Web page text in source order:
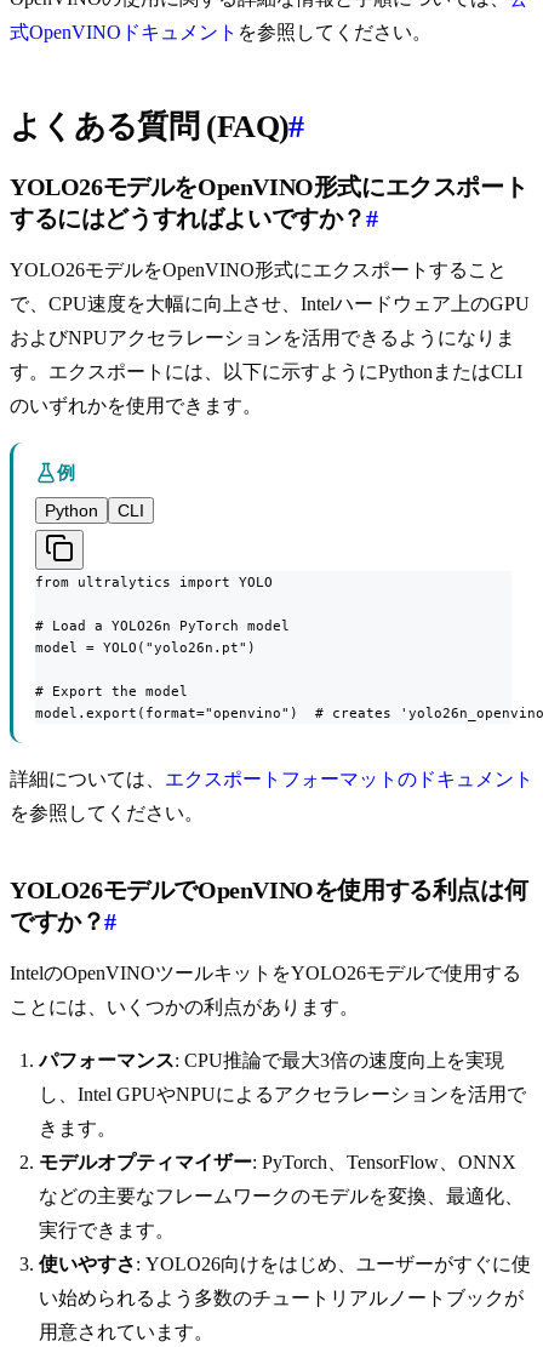
式OpenVINOドキュメント を参照してください。
よくある質問 (FAQ)#
YOLO26モデルをOpenVINO形式にエクスポート
するにはどうすればよいですか？#
YOLO26モデルをOpenVINO形式にエクスポートすること
で、CPU速度を大幅に向上させ、Intelハードウェア上のGPU
およびNPUアクセラレーションを活用できるようになりま
す。エクスポートには、以下に示すようにPythonまたはCLI
のいずれかを使用できます。
例
Python
CLI
from ultralytics import YOLO
# Load a YOLO26n PyTorch model
model = YOLO("yolo26n.pt")
# Export the model
model.export(format="openvino")  # creates
詳細については、 エクスポートフォーマットのドキュメント
を参照してください。
YOLO26モデルでOpenVINOを使用する利点は何
ですか？#
IntelのOpenVINOツールキットをYOLO26モデルで使用する
ことには、いくつかの利点があります。
パフォーマンス: CPU推論で最大3倍の速度向上を実現
し、Intel GPUやNPUによるアクセラレーションを活用で
きます。
モデルオプティマイザー: PyTorch、TensorFlow、ONNX
などの主要なフレームワークのモデルを変換、最適化、
実行できます。
使いやすさ: YOLO26向けをはじめ、ユーザーがすぐに使
い始められるよう多数のチュートリアルノートブックが
用意されています。